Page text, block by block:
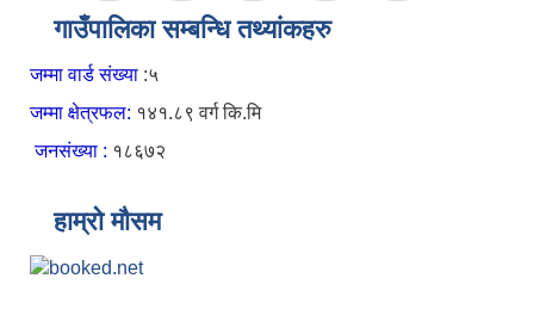
गाउँपालिका सम्बन्धि तथ्यांकहरु
जम्मा वार्ड संख्या :५
जम्मा क्षेत्रफल: १४१.८९ वर्ग कि.मि
जनसंख्या : १८६७२
हाम्रो मौसम